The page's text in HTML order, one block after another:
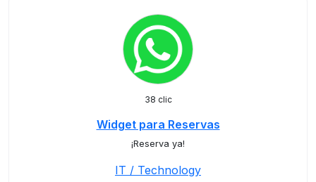
38 clic
Widget para Reservas
¡Reserva ya!
IT / Technology